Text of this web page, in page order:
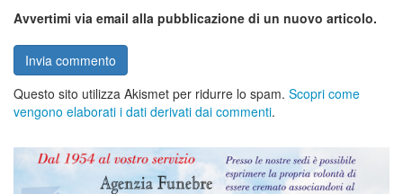
Avvertimi via email alla pubblicazione di un nuovo articolo.
Questo sito utilizza Akismet per ridurre lo spam. Scopri come
vengono elaborati i dati derivati dai commenti.